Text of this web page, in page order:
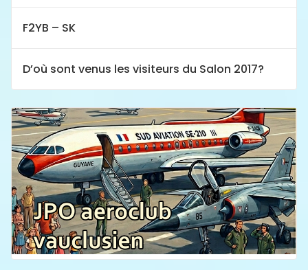
F2YB – SK
D’où sont venus les visiteurs du Salon 2017?